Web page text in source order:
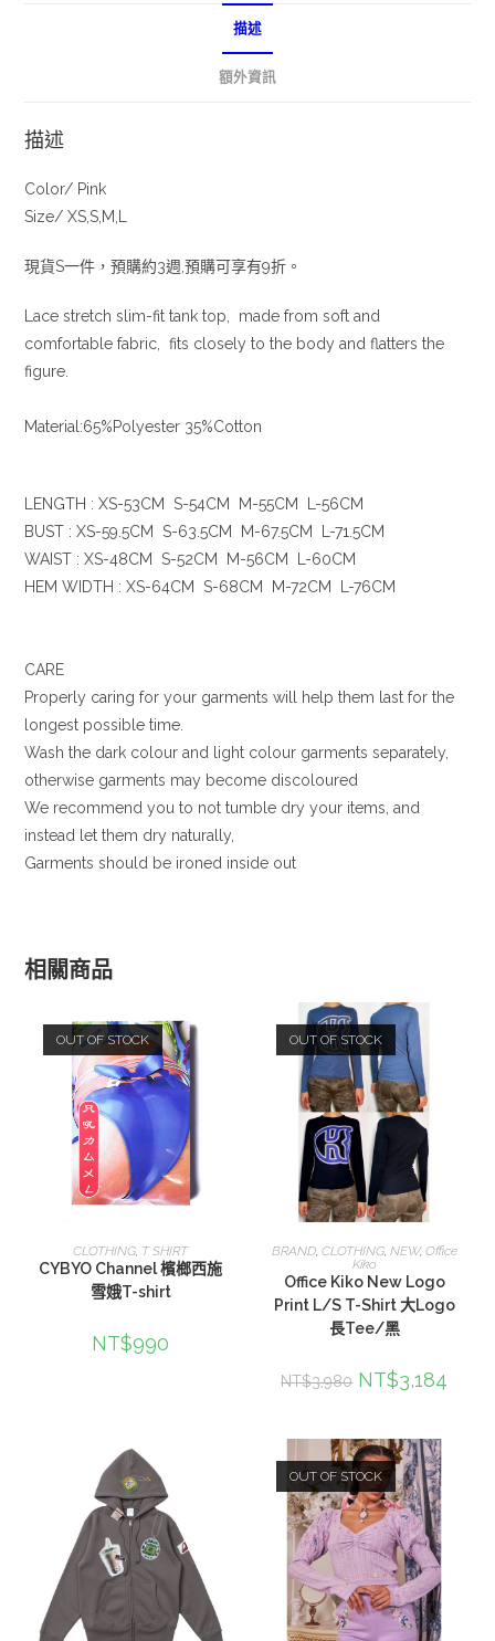
描述
額外資訊
描述
Color/ Pink
Size/ XS,S,M,L
現貨S一件，預購約3週,預購可享有9折。
Lace stretch slim-fit tank top, made from soft and
comfortable fabric, fits closely to the body and flatters the
figure.
Material:65%Polyester 35%Cotton
LENGTH : XS-53CM S-54CM M-55CM L-56CM
BUST : XS-59.5CM S-63.5CM M-67.5CM L-71.5CM
WAIST : XS-48CM S-52CM M-56CM L-60CM
HEM WIDTH : XS-64CM S-68CM M-72CM L-76CM
CARE
Properly caring for your garments will help them last for the
longest possible time.
Wash the dark colour and light colour garments separately,
otherwise garments may become discoloured
We recommend you to not tumble dry your items, and
instead let them dry naturally,
Garments should be ironed inside out
相關商品
OUT OF STOCK
選擇規格
CLOTHING T SHIRT
CYBYO Channel 檳榔西施
雪娥T-shirt
NT$990
OUT OF STOCK
選擇規格
BRAND, CLOTHING, NEW, Office
Kiko
Office Kiko New Logo
Print L/S T-Shirt 大Logo
長Tee/黑
NT$3,980 NT$3,184
OUT OF STOCK